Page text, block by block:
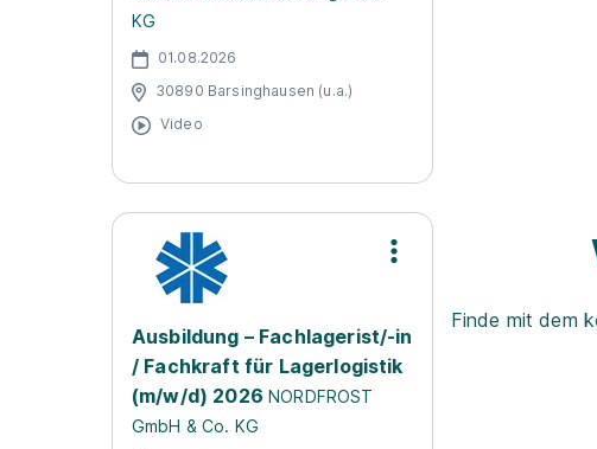
KG
01.08.2026
30890 Barsinghausen (u.a.)
Video
Ausbildung – Fachlagerist/-in
/ Fachkraft für Lagerlogistik
(m/w/d) 2026 NORDFROST
GmbH & Co. KG
Finde mit dem